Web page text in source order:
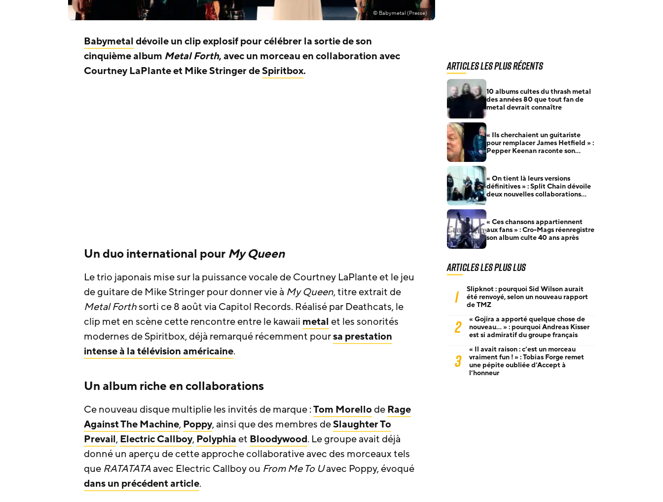
© Babymetal (Presse)
Babymetal dévoile un clip explosif pour célébrer la sortie de son
cinquième album Metal Forth, avec un morceau en collaboration avec
Courtney LaPlante et Mike Stringer deSpiritbox.
Un duo international pour My Queen
Le trio japonais mise sur la puissance vocale de Courtney LaPlante et le jeu
de guitare de Mike Stringer pour donner vie à My Queen, titre extrait de
Metal Forthsorti ce 8 août via Capitol Records. Réalisé par Deathcats, le
clip met en scène cette rencontre entre le kawaii metal et les sonorités
modernes de Spiritbox, déjà remarqué récemment poursa prestation
intense à la télévision américaine.
Un album riche en collaborations
Ce nouveau disque multiplie les invités de marque :Tom Morello deRage
Against The Machine,Poppy, ainsi que des membres deSlaughter To
Prevail,Electric Callboy,Polyphia et Bloodywood. Le groupe avait déjà
donné un aperçu de cette approche collaborative avec des morceaux tels
que RATATATAavec Electric Callboy ou From Me To Uavec Poppy, évoqué
dans un précédent article.
Articles les plus récents
10 albums cultes du thrash metal
des années 80 que tout fan de
metal devrait connaître
« Ils cherchaient un guitariste
pour remplacer James Hetfield » :
Pepper Keenan raconte son
« On tient là leurs versions
définitives » : Split Chain dévoile
deux nouvelles collaborations
« Ces chansons appartiennent
aux fans » : Cro-Mags réenregistre
son album culte 40 ans après
Articles les plus lus
1
Slipknot : pourquoi Sid Wilson aurait
été renvoyé, selon un nouveau rapport
de TMZ
2
« Gojira a apporté quelque chose de
nouveau… » : pourquoi Andreas Kisser
est si admiratif du groupe français
3
« Il avait raison : c’est un morceau
vraiment fun ! » : Tobias Forge remet
une pépite oubliée d’Accept à
l’honneur